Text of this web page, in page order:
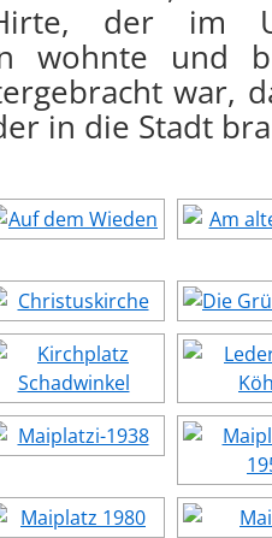
der im
wohnte und
war,
in die Stadt